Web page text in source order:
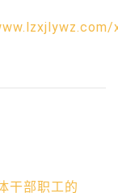
干部职工的